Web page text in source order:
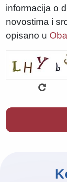
informacija o
novostima i
opisano u